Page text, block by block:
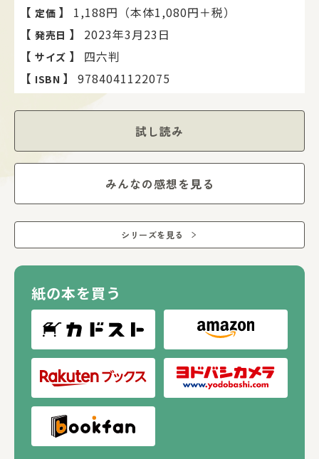
【 定価 】
1,188円（本体1,080円＋税）
【 発売日 】
2023年3月23日
【 サイズ 】
四六判
【 ISBN 】 9784041122075
試し読み
みんなの感想を見る
シリーズを見る
紙の本を買う